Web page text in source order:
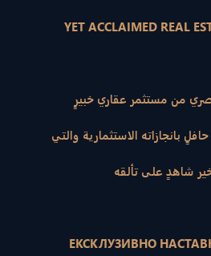
YET ACCLAIMED REAL
من مستثمر عقاري خبيرٍ
بانجازاته الاستثمارية والتي
شاهدٍ على تألقه
ЕКСКЛУЗИВНО